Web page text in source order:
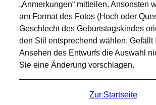
„Anmerkungen“ mitteilen. Ansonsten
am Format des Fotos (Hoch oder
Geschlecht des Geburtstagskindes
den Stil entsprechend wählen. Gefällt
Ansehen des Entwurfs die Auswahl
Sie eine Änderung vorschlagen.
Zur Startseite